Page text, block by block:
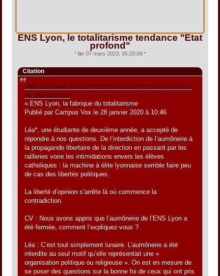
ENS Lyon, le totalitarisme tendance "État
profond"
* le: 07 mars 2023, 05:20:09 *
Citation
https://campus-vox.com/temoignages/ens-lyon-la-fabrique-
du-totalitarisme/
« ENS Lyon, la fabrique du totalitarisme
Publié par Campus Vox le 28 janvier 2020 à 10:46
Léa*, une étudiante de deuxième année, a accepté de
répondre à nos questions. De l’interdiction de l’aumônerie à
la propagande libertaire de la direction en passant par les
railleries voire les intimidations envers les élèves
catholiques : la machine à élite lyonnaise semble faire peu
de cas des libertés politiques.
La liberté d’opinion s’arrête là où commence la
contradiction.
CV : Nous avons appris que l’aumônerie de l’ENS Lyon a
été fermée, comment l’expliquez-vous ?
Léa : C’est tout simplement lunaire. L’aumônerie a été
interdite au seul motif qu’elle représentait une «
organisation politique ou religieuse ». On est en mesure de
se poser des questions sur la bonne foi de ceux qui ont pris